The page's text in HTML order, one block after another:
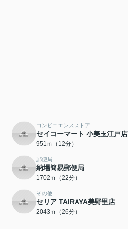
コンビニエンスストア
セイコーマート 小美玉江戸店
951ｍ（12分）
郵便局
納場簡易郵便局
1702ｍ（22分）
その他
セリア TAIRAYA美野里店
2043ｍ（26分）